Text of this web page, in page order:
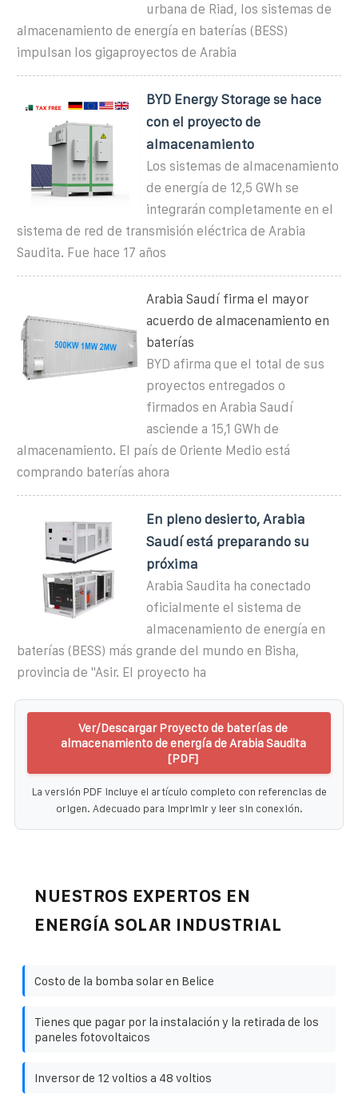
urbana de Riad, los sistemas de
almacenamiento de energía en baterías (BESS)
impulsan los gigaproyectos de Arabia
BYD Energy Storage se hace
con el proyecto de
almacenamiento
Los sistemas de almacenamiento
de energía de 12,5 GWh se
integrarán completamente en el
sistema de red de transmisión eléctrica de Arabia
Saudita. Fue hace 17 años
Arabia Saudí firma el mayor
acuerdo de almacenamiento en
baterías
BYD afirma que el total de sus
proyectos entregados o
firmados en Arabia Saudí
asciende a 15,1 GWh de
almacenamiento. El país de Oriente Medio está
comprando baterías ahora
En pleno desierto, Arabia
Saudí está preparando su
próxima
Arabia Saudita ha conectado
oficialmente el sistema de
almacenamiento de energía en
baterías (BESS) más grande del mundo en Bisha,
provincia de ''Asir. El proyecto ha
Ver/Descargar Proyecto de baterías de
almacenamiento de energía de Arabia Saudita
[PDF]
La versión PDF incluye el artículo completo con referencias de
origen. Adecuado para imprimir y leer sin conexión.
NUESTROS EXPERTOS EN
ENERGÍA SOLAR INDUSTRIAL
Costo de la bomba solar en Belice
Tienes que pagar por la instalación y la retirada de los
paneles fotovoltaicos
Inversor de 12 voltios a 48 voltios